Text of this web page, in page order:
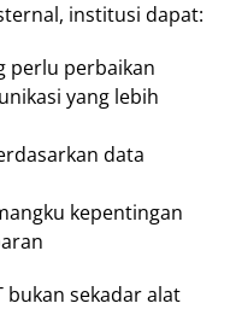
institusi dapat:
perlu perbaikan
yang lebih
data
kepentingan
bukan sekadar alat